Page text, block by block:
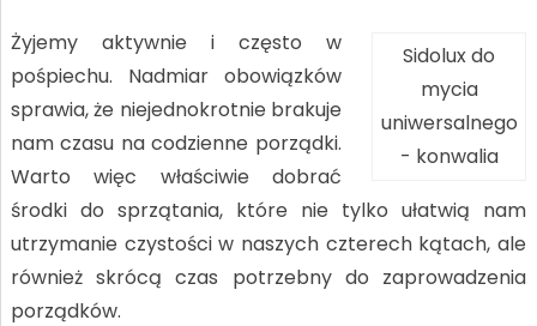
Sidolux do
mycia
uniwersalnego
- konwalia
Żyjemy aktywnie i często w
pośpiechu. Nadmiar obowiązków
sprawia, że niejednokrotnie brakuje
nam czasu na codzienne porządki.
Warto więc właściwie dobrać
środki do sprzątania, które nie tylko ułatwią nam
utrzymanie czystości w naszych czterech kątach, ale
również skrócą czas potrzebny do zaprowadzenia
porządków.